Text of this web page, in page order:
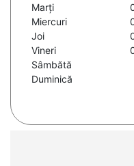
Marți
Miercuri
Joi
Vineri
Sâmbătă
Duminică